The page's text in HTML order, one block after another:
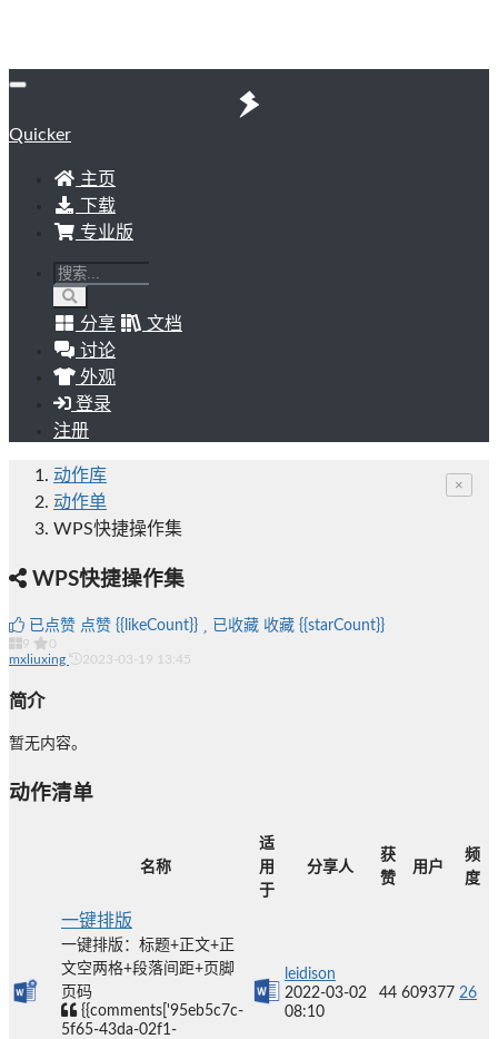
Quicker
主页
下载
专业版
分享
文档
讨论
外观
登录
注册
动作库
动作单
WPS快捷操作集
WPS快捷操作集
已点赞 点赞 {{likeCount}} 已收藏 收藏 {{starCount}}
9
0
mxliuxing
2023-03-19 13:45
简介
暂无内容。
动作清单
名称
适
用
于
分享人
获
赞
用户
频
度
一键排版
一键排版：标题+正文+正
文空两格+段落间距+页脚
页码
{{comments['95eb5c7c-
5f65-43da-02f1-
leidison
2022-03-02
08:10
44 609377 26
×